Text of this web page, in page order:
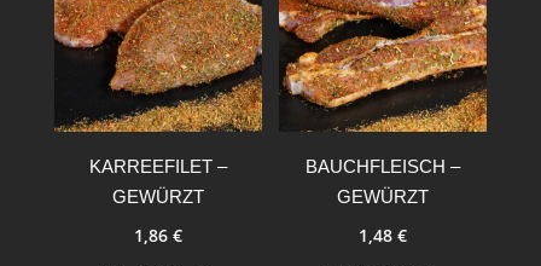
KARREEFILET –
GEWÜRZT
1,86 €
BAUCHFLEISCH –
GEWÜRZT
1,48€